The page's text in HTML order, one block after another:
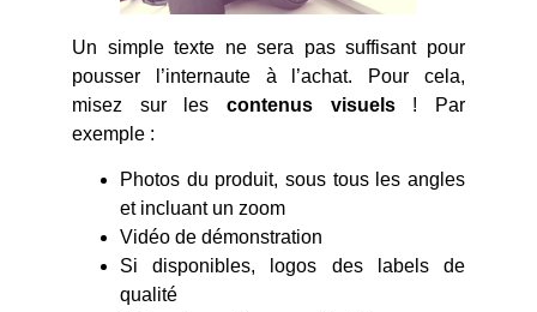
Un simple texte ne sera pas suffisant pour
pousser l’internaute à l’achat. Pour cela,
misez sur les contenus visuels! Par
exemple :
Photos du produit, sous tous les angles
et incluant un zoom
Vidéo de démonstration
Si disponibles, logos des labels de
qualité